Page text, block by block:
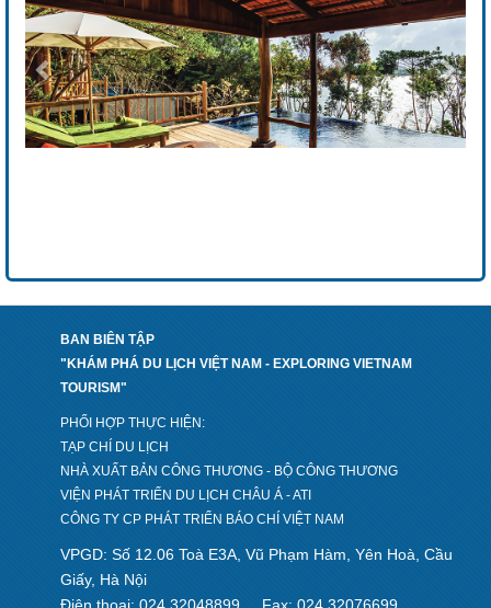
BAN BIÊN TẬP
"KHÁM PHÁ DU LỊCH VIỆT NAM - EXPLORING VIETNAM
TOURISM"
PHỐI HỢP THỰC HIỆN:
TẠP CHÍ DU LỊCH
NHÀ XUẤT BẢN CÔNG THƯƠNG - BỘ CÔNG THƯƠNG
VIỆN PHÁT TRIỂN DU LỊCH CHÂU Á - ATI
CÔNG TY CP PHÁT TRIỂN BÁO CHÍ VIỆT NAM
VPGD: Số 12.06 Toà E3A, Vũ Phạm Hàm, Yên Hoà, Cầu
Giấy, Hà Nội